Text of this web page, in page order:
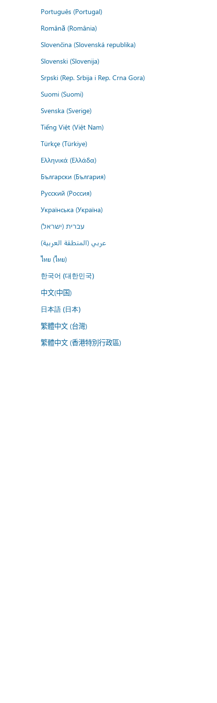
Português (Portugal)
Română (România)
Slovenčina (Slovenská republika)
Slovenski (Slovenija)
Srpski (Rep. Srbija i Rep. Crna Gora)
Suomi (Suomi)
Svenska (Sverige)
Tiếng Việt (Việt Nam)
Türkçe (Türkiye)
Ελληνικά (Ελλάδα)
Български (България)
Русский (Россия)
Українська (Україна)
עברית (ישראל)
عربي (المنطقة العربية)
ไทย (ไทย)
한국어 (대한민국)
中文(中国)
日本語 (日本)
繁體中文 (台灣)
繁體中文 (香港特別行政區)